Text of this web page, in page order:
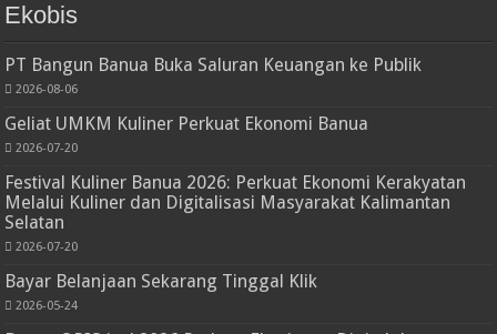
Ekobis
PT Bangun Banua Buka Saluran Keuangan ke Publik
2026-08-06
Geliat UMKM Kuliner Perkuat Ekonomi Banua
2026-07-20
Festival Kuliner Banua 2026: Perkuat Ekonomi Kerakyatan
Melalui Kuliner dan Digitalisasi Masyarakat Kalimantan
Selatan
2026-07-20
Bayar Belanjaan Sekarang Tinggal Klik
2026-05-24